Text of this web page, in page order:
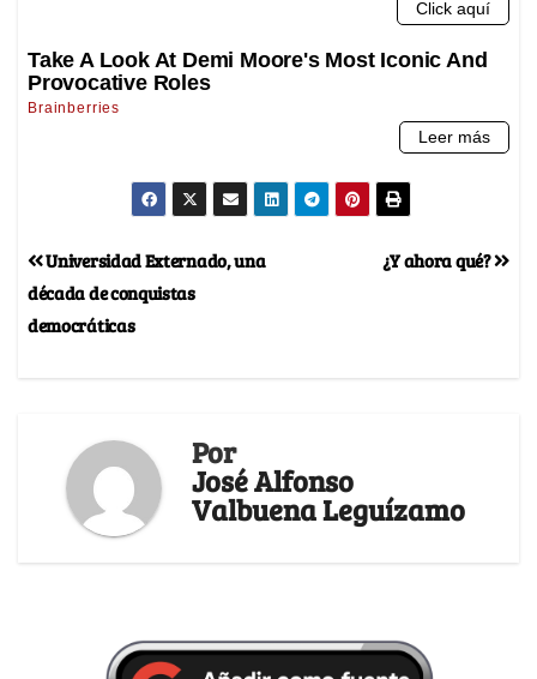
¿Y ahora qué?
Universidad Externado, una
década de conquistas
democráticas
Por
José Alfonso
Valbuena Leguízamo